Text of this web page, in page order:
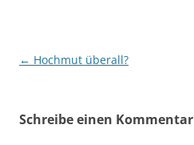
Beitragsnavigation
← Hochmut überall?
Schreibe einen Kommentar